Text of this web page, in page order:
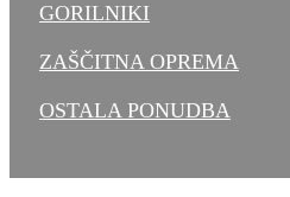
GORILNIKI
ZAŠČITNA OPREMA
OSTALA PONUDBA